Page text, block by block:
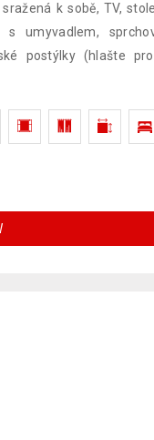
k sobě, TV,
umyvadlem,
postýlky (hlašte